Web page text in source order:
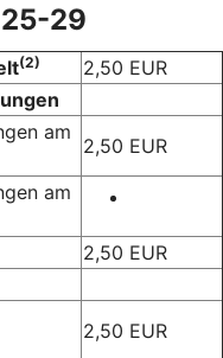
29
(2)
2,50 EUR
am
2,50 EUR
am
2,50 EUR
2,50 EUR